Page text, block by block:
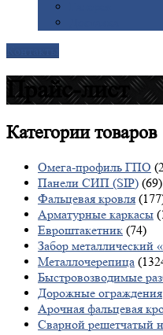
Прайс-лист
Категориитоваров
Омега-профиль ГПО
Панели СИП (SIP) (69)
Фальцевая кровля
Арматурные каркасы
Евроштакетник (74)
Забор металлический
Металлочерепица
Быстровозводимые
Дорожные ограждения
Арочная фальцевая
Сварной решетчатый